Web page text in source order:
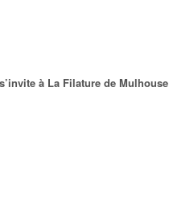
à La Filature de Mulhouse